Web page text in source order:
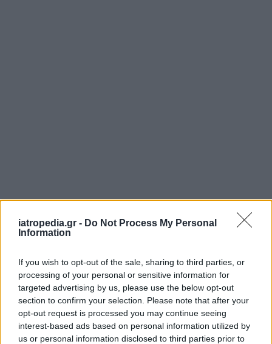
iatropedia.gr - Do Not Process My Personal
Information
If you wish to opt-out of the sale, sharing to third parties, or
processing of your personal or sensitive information for
targeted advertising by us, please use the below opt-out
section to confirm your selection. Please note that after your
opt-out request is processed you may continue seeing
interest-based ads based on personal information utilized by
us or personal information disclosed to third parties prior to
ΕΦΗΜΕΡΕΥΟΝΤΑ ΝΟΣΟΚΟΜΕΙΑ
Δείτε ποιάνοσοκομείαεφημερεύουν